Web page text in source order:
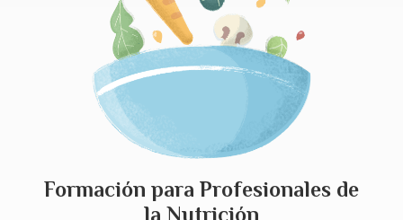
Formación para Profesionales de
la Nutrición